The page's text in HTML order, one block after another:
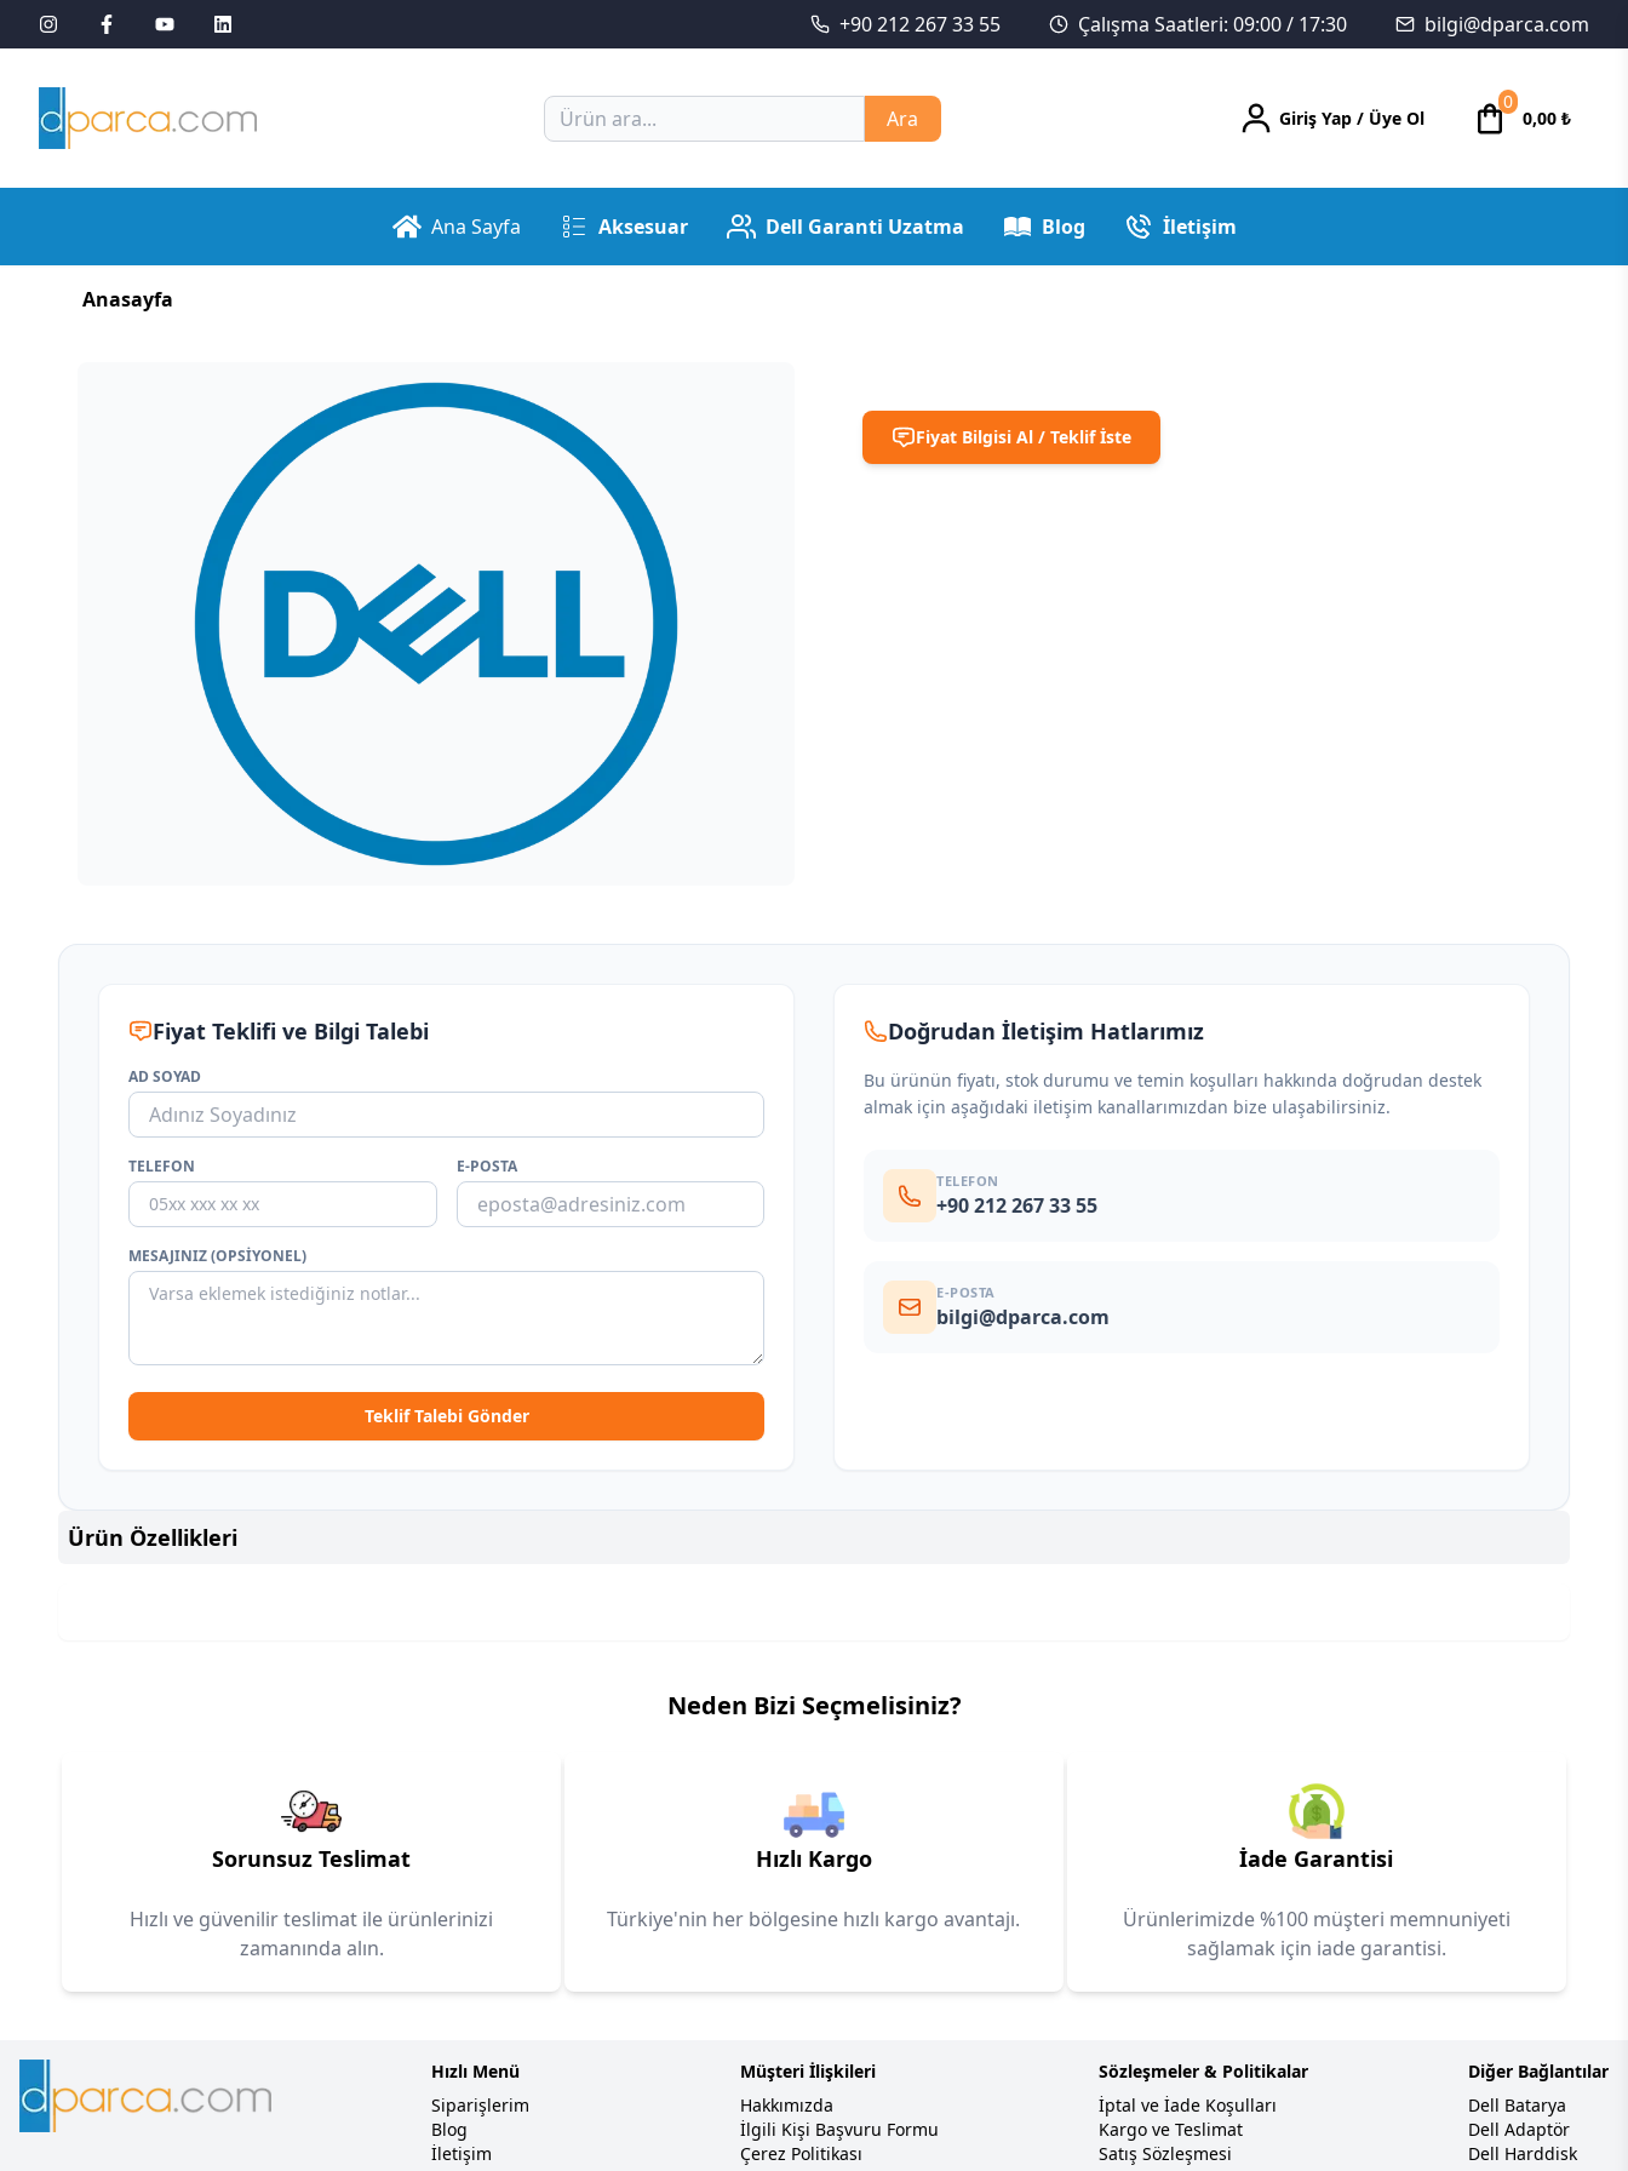
+90 212 267 33 55 Çalışma Saatleri: 09:00 / 17:30 bilgi@dparca.com
Ara Giriş Yap / Üye Ol
0
0,00 ₺
Ana Sayfa Aksesuar Dell Garanti Uzatma Blog İletişim
Anasayfa
Fiyat Bilgisi Al / Teklif İste
Fiyat Teklifi ve Bilgi Talebi
AD SOYAD
TELEFON E-POSTA
MESAJINIZ (OPSIYONEL)
Teklif Talebi Gönder
Doğrudan İletişim Hatlarımız
Bu ürünün fiyatı, stok durumu ve temin koşulları hakkında doğrudan destek
almak için aşağıdaki iletişim kanallarımızdan bize ulaşabilirsiniz.
TELEFON
+90 212 267 33 55
E-POSTA
bilgi@dparca.com
Ürün Özellikleri
Neden Bizi Seçmelisiniz?
Sorunsuz Teslimat
Hızlı ve güvenilir teslimat ile ürünlerinizi
zamanında alın.
Hızlı Kargo
Türkiye'nin her bölgesine hızlı kargo avantajı.
İade Garantisi
Ürünlerimizde %100 müşteri memnuniyeti
sağlamak için iade garantisi.
Hızlı Menü
Siparişlerim
Blog
İletişim
Müşteri İlişkileri
Hakkımızda
İlgili Kişi Başvuru Formu
Çerez Politikası
Sözleşmeler & Politikalar
İptal ve İade Koşulları
Kargo ve Teslimat
Satış Sözleşmesi
Diğer Bağlantılar
Dell Batarya
Dell Adaptör
Dell Harddisk